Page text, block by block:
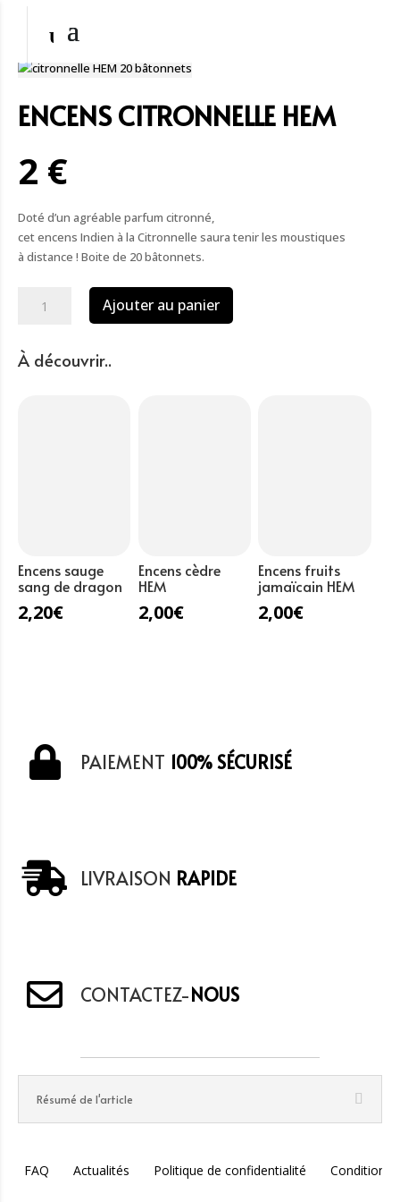
ENCENS CITRONNELLE HEM
2 €
Doté d’un agréable parfum citronné,
cet encens Indien à la Citronnelle saura tenir les moustiques
à distance ! Boite de 20 bâtonnets.
citronnelle
Ajouter au panier
À découvrir..
Encens sauge
sang de dragon
2,20€
Encens cèdre
HEM
2,00€
Encens fruits
jamaïcain HEM
2,00€
PAIEMENT 100% SÉCURISÉ
LIVRAISON RAPIDE
CONTACTEZ-NOUS
Résumé de l'article
FAQ Actualités Politique de confidentialité Conditions